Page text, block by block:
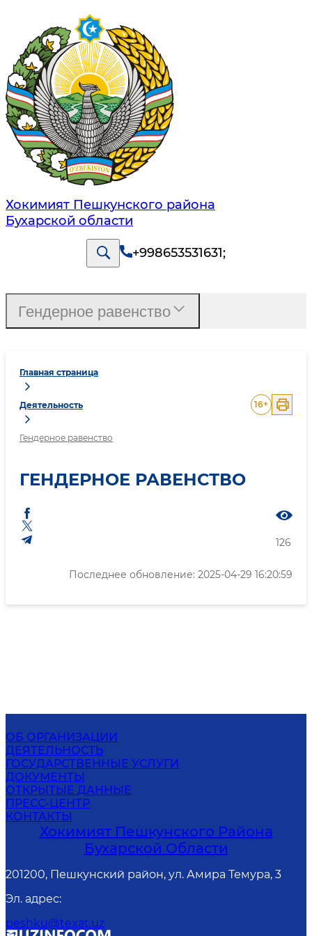
Хокимият Пешкунского района
Бухарской области
+998653531631;
Главная страница
Деятельность
Гендерное равенство
16+
ГЕНДЕРНОЕ РАВЕНСТВО
126
Последнее обновление: 2025-04-29 16:20:59
Гендерное равенство
ОБ ОРГАНИЗАЦИИ
ДЕЯТЕЛЬНОСТЬ
ГОСУДАРСТВЕННЫЕ УСЛУГИ
ДОКУМЕНТЫ
ОТКРЫТЫЕ ДАННЫЕ
ПРЕСС-ЦЕНТР
КОНТАКТЫ
Хокимият Пешкунского Района
Бухарской Области
201200, Пешкунский район, ул. Амира Темура, 3
Эл. адрес:
peshku@texat.uz